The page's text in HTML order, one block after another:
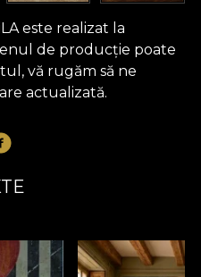
este realizat la
de producție poate
vă rugăm să ne
actualizată.